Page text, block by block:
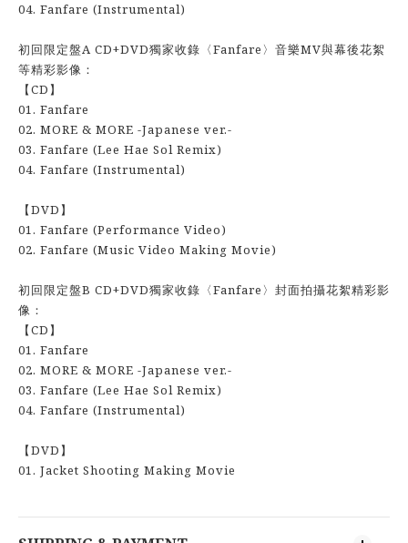
04. Fanfare (Instrumental)
初回限定盤A CD+DVD獨家收錄〈Fanfare〉音樂MV與幕後花絮
等精彩影像：
【CD】
01. Fanfare
02. MORE & MORE -Japanese ver.-
03. Fanfare (Lee Hae Sol Remix)
04. Fanfare (Instrumental)
【DVD】
01. Fanfare (Performance Video)
02. Fanfare (Music Video Making Movie)
初回限定盤B CD+DVD獨家收錄〈Fanfare〉封面拍攝花絮精彩影
像：
【CD】
01. Fanfare
02. MORE & MORE -Japanese ver.-
03. Fanfare (Lee Hae Sol Remix)
04. Fanfare (Instrumental)
【DVD】
01. Jacket Shooting Making Movie